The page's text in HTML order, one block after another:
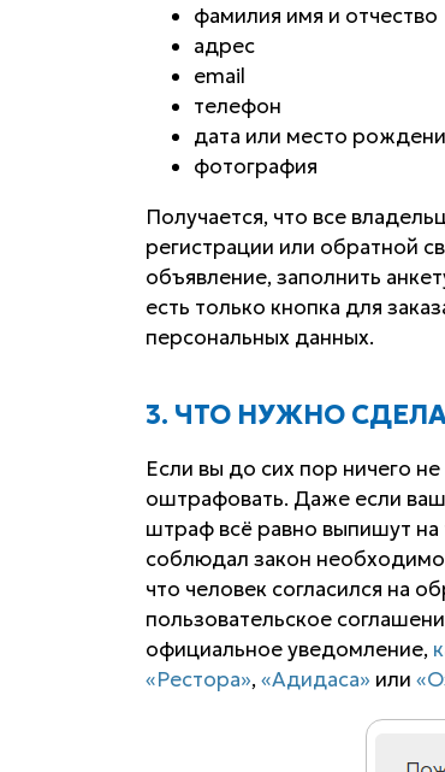
фамилия имя и отчество
адрес
email
телефон
дата или место
фотография
Получается, что все
регистрации или обратной
объявление, заполнить
есть только кнопка для
персональных данных.
3. ЧТО НУЖНО
Если вы до сих пор ничего
оштрафовать. Даже если
штраф всё равно выпишут
соблюдал закон необходимо
что человек согласился на
пользовательское
официальное уведомление,
«Рестора»,«Адидаса» или